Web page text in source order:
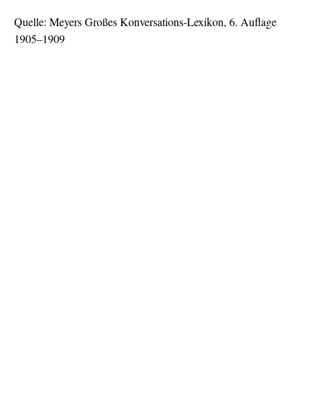
Quelle: Meyers Großes Konversations-Lexikon, 6. Auflage
1905–1909